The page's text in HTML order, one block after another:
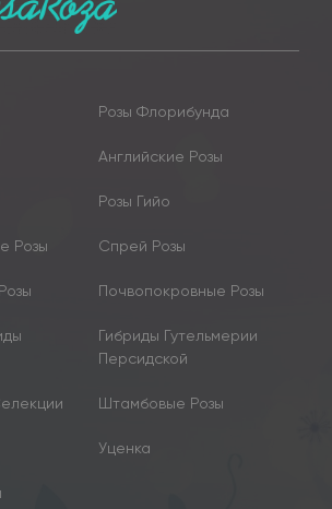
Розы Флорибунда
Английские Розы
Розы Гийо
Розы Спрей Розы
Почвопокровные Розы
Гибриды Гутельмерии
Персидской
Штамбовые Розы
Уценка